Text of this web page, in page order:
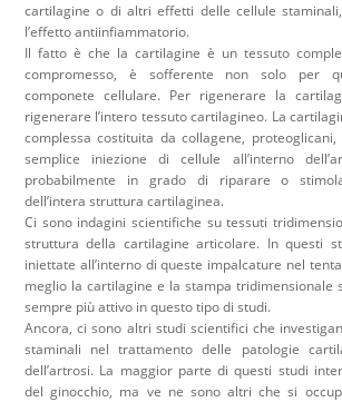
cartilagine o di altri effetti delle cellule
l’effetto antiinfiammatorio.
Il fatto è che la cartilagine è un tessuto
compromesso, è sofferente non solo per
componete cellulare. Per rigenerare la
rigenerare l’intero tessuto cartilagineo. La
complessa costituita da collagene,
semplice iniezione di cellule all’interno
probabilmente in grado di riparare o
dell’intera struttura cartilaginea.
Ci sono indagini scientifiche su tessuti
struttura della cartilagine articolare. In questi
iniettate all’interno di queste impalcature nel
meglio la cartilagine e la stampa tridimensionale
sempre più attivo in questo tipo di studi.
Ancora, ci sono altri studi scientifici che
staminali nel trattamento delle patologie
dell’artrosi. La maggior parte di questi studi
del ginocchio, ma ve ne sono altri che si